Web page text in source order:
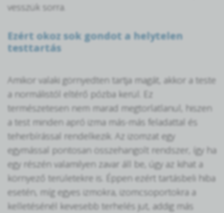
vesszük sorra.
Ezért okoz sok gondot a helytelen
testtartás
Amikor valaki görnyedten tartja magát, akkor a teste
a normálistól eltérő pózba kerül. Ez
természetesen nem marad megtorlatlanul, hiszen
a test minden apró izma más-más feladattal és
teherbírással rendelkezik. Az izomzat egy
egymással pontosan összehangolt rendszer, így ha
egy részén valamilyen zavar áll be, úgy az kihat a
környező területekre is. Éppen ezért tartásbeli hiba
esetén, míg egyes izmokra, izomcsoportokra a
kelletésénél kevesebb terhelés jut, addig más